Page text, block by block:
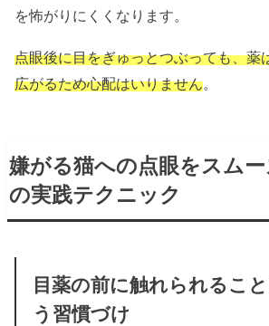
を怖がりにくくなります。
点眼後に目をぎゅっとつぶっても、薬
広がるため心配はいりません。
嫌がる猫への点眼をスム
の実践テクニック
目薬の前に触れられるこ
う習慣づけ